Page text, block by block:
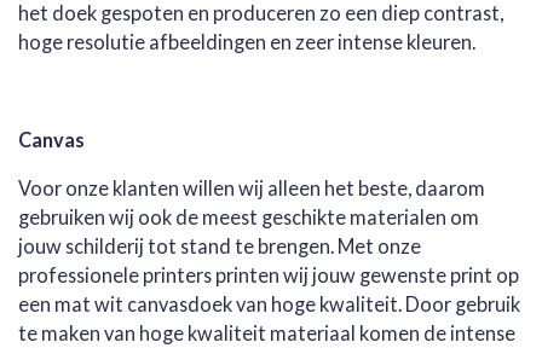
het doek gespoten en produceren zo een diep contrast,
hoge resolutie afbeeldingen en zeer intense kleuren.
Canvas
Voor onze klanten willen wij alleen het beste, daarom
gebruiken wij ook de meest geschikte materialen om
jouw schilderij tot stand te brengen. Met onze
professionele printers printen wij jouw gewenste print op
een mat wit canvasdoek van hoge kwaliteit. Door gebruik
te maken van hoge kwaliteit materiaal komen de intense